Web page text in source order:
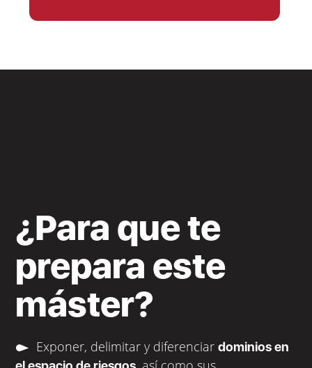
¿Para que te
prepara este
máster?
Exponer, delimitar y diferenciardominios en